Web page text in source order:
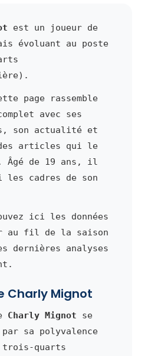
est un joueur de
évoluant au poste
page rassemble
avec ses
son actualité et
articles qui le
Âgé de 19 ans, il
les cadres de son
ici les données
au fil de la saison
dernières analyses
Charly Mignot
Charly Mignot se
sa polyvalence
trois-quarts